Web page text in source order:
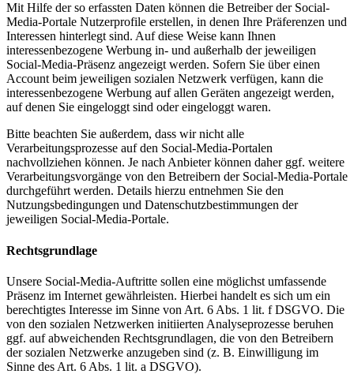
Mit Hilfe der so erfassten Daten können die Betreiber der Social-
Media-Portale Nutzerprofile erstellen, in denen Ihre Präferenzen und
Interessen hinterlegt sind. Auf diese Weise kann Ihnen
interessenbezogene Werbung in- und außerhalb der jeweiligen
Social-Media-Präsenz angezeigt werden. Sofern Sie über einen
Account beim jeweiligen sozialen Netzwerk verfügen, kann die
interessenbezogene Werbung auf allen Geräten angezeigt werden,
auf denen Sie eingeloggt sind oder eingeloggt waren.
Bitte beachten Sie außerdem, dass wir nicht alle
Verarbeitungsprozesse auf den Social-Media-Portalen
nachvollziehen können. Je nach Anbieter können daher ggf. weitere
Verarbeitungsvorgänge von den Betreibern der Social-Media-Portale
durchgeführt werden. Details hierzu entnehmen Sie den
Nutzungsbedingungen und Datenschutzbestimmungen der
jeweiligen Social-Media-Portale.
Rechtsgrundlage
Unsere Social-Media-Auftritte sollen eine möglichst umfassende
Präsenz im Internet gewährleisten. Hierbei handelt es sich um ein
berechtigtes Interesse im Sinne von Art. 6 Abs. 1 lit. f DSGVO. Die
von den sozialen Netzwerken initiierten Analyseprozesse beruhen
ggf. auf abweichenden Rechtsgrundlagen, die von den Betreibern
der sozialen Netzwerke anzugeben sind (z. B. Einwilligung im
Sinne des Art. 6 Abs. 1 lit. a DSGVO).